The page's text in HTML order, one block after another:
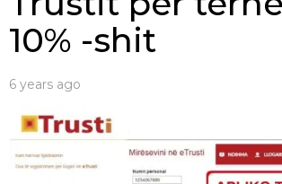
10% -shit
6 years ago